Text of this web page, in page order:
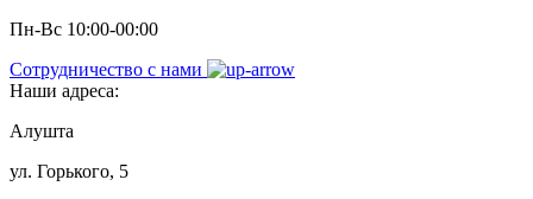
Пн-Вс 10:00-00:00
Сотрудничество с нами
Наши адреса:
Алушта
ул. Горького, 5